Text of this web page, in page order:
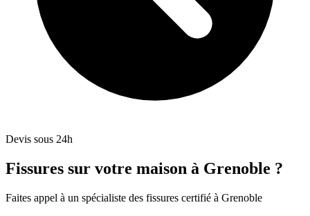
Devis sous 24h
Fissures sur votre maison à Grenoble ?
Faites appel à un spécialiste des fissures certifié à Grenoble